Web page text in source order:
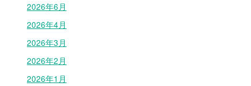
2026年6月
2026年4月
2026年3月
2026年2月
2026年1月